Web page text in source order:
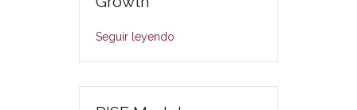
Seguir leyendo